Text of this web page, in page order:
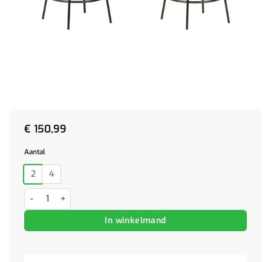
€ 150,99
Aantal
2 4
Barkrukken 4 st massief acaciahout aantal
In winkelmand